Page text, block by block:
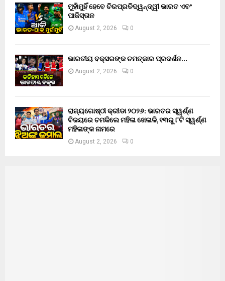
ମୁହାଁମୁହିଁ ହେବେ ଚିରପ୍ରତିଦ୍ୱନ୍ଦ୍ୱୀ ଭାରତ ଏବଂ
ପାକିସ୍ତାନ
August 2, 2026 0
ଭାରତୀୟ ବକ୍ସରଙ୍କ ଚମତ୍କାର ପ୍ରଦର୍ଶନ…
August 2, 2026 0
ରାଜ୍ୟଗୋଷ୍ଠୀ କ୍ରୀଡା ୨୦୨୬: ଭାରତର ସ୍ୱର୍ଣ୍ଣ
ବିଜୟରେ ଚମକିଲେ ମହିଳା ଖେଳାଳି, ୧୩ରୁ ୮ଟି ସ୍ୱର୍ଣ୍ଣ
ମହିଳାଙ୍କ ନାମରେ
August 2, 2026 0